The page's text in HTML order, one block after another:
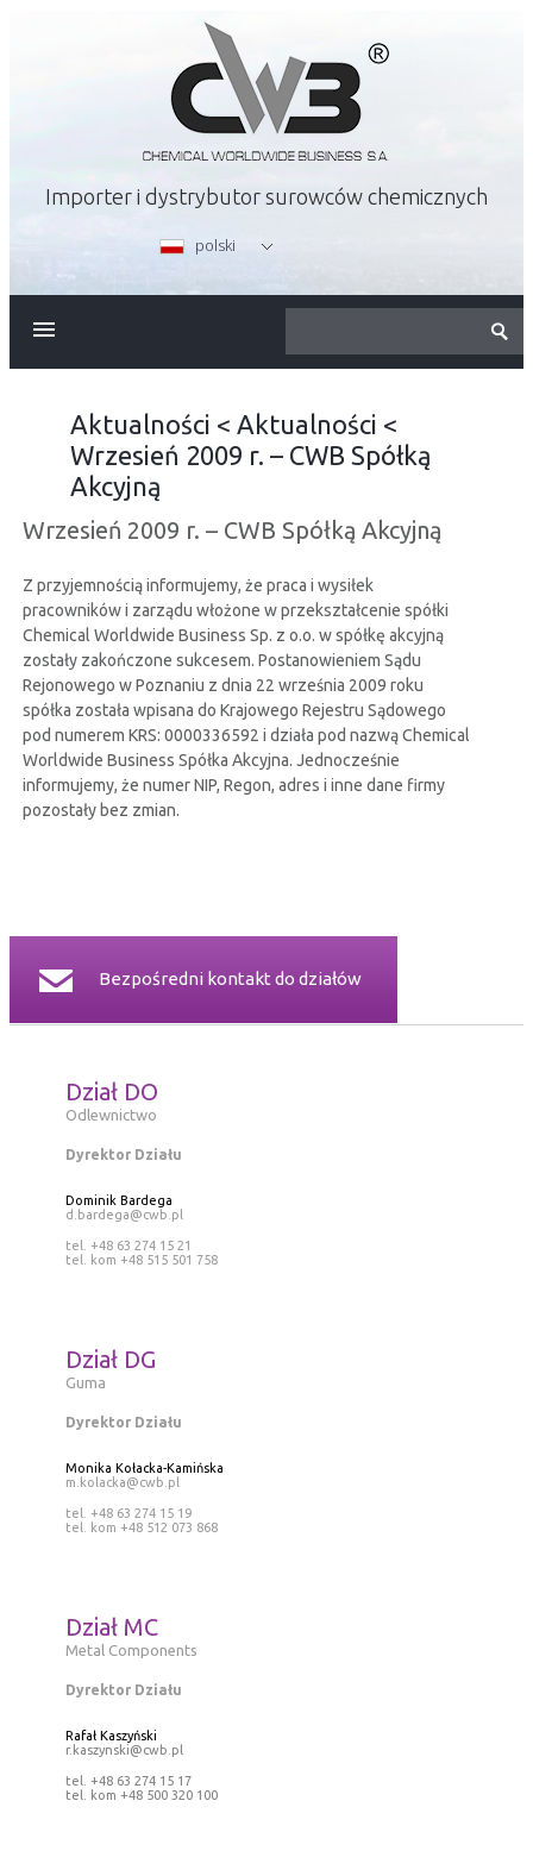
Importer i dystrybutor surowców chemicznych
polski
KARIERA
RELACJE INWESTORSKIE
BEZPIECZEŃSTWO INFORMACJI
KONTAKT
Aktualności < Aktualności <
Wrzesień 2009 r. – CWB Spółką
Akcyjną
Wrzesień 2009 r. – CWB Spółką Akcyjną
Z przyjemnością informujemy, że praca i wysiłek
pracowników i zarządu włożone w przekształcenie spółki
Chemical Worldwide Business Sp. z o.o. w spółkę akcyjną
zostały zakończone sukcesem. Postanowieniem Sądu
Rejonowego w Poznaniu z dnia 22 września 2009 roku
spółka została wpisana do Krajowego Rejestru Sądowego
pod numerem KRS: 0000336592 i działa pod nazwą Chemical
Worldwide Business Spółka Akcyjna. Jednocześnie
informujemy, że numer NIP, Regon, adres i inne dane firmy
pozostały bez zmian.
Bezpośredni kontakt do działów
Dział DO
Odlewnictwo
Dyrektor Działu
Dominik Bardega
d.bardega@cwb.pl
tel. +48 63 274 15 21
tel. kom +48 515 501 758
Dział DG
Guma
Dyrektor Działu
Monika Kołacka-Kamińska
m.kolacka@cwb.pl
tel. +48 63 274 15 19
tel. kom +48 512 073 868
Dział MC
Metal Components
Dyrektor Działu
Rafał Kaszyński
r.kaszynski@cwb.pl
tel. +48 63 274 15 17
tel. kom +48 500 320 100